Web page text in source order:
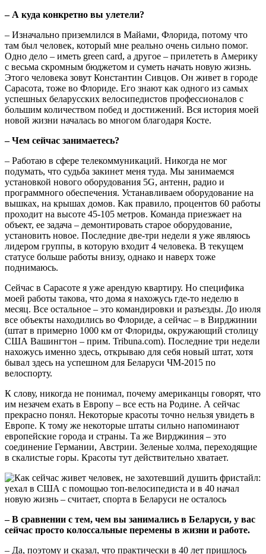
– А куда конкретно вы улетели?
– Изначально приземлился в Майами, Флорида, потому что
там был человек, который мне реально очень сильно помог.
Одно дело – иметь green card, а другое – прилететь в Америку
с весьма скромным бюджетом и суметь начать новую жизнь.
Этого человека зовут Константин Сивцов. Он живет в городе
Сарасота, тоже во Флориде. Его знают как одного из самых
успешных беларусских велосипедистов профессионалов с
большим количеством побед и достижений. Вся история моей
новой жизни началась во многом благодаря Косте.
– Чем сейчас занимаетесь?
– Работаю в сфере телекоммуникаций. Никогда не мог
подумать, что судьба закинет меня туда. Мы занимаемся
установкой нового оборудования 5G, антенн, радио и
программного обеспечения. Устанавливаем оборудование на
вышках, на крышах домов. Как правило, процентов 60 работы
проходит на высоте 45-105 метров. Команда приезжает на
объект, ее задача – демонтировать старое оборудование,
установить новое. Последние две-три недели я уже являюсь
лидером группы, в которую входит 4 человека. В текущем
статусе больше работы внизу, однако и наверх тоже
поднимаюсь.
Сейчас в Сарасоте я уже арендую квартиру. Но специфика
моей работы такова, что дома я нахожусь где-то неделю в
месяц. Все остальное – это командировки и разъезды. До июля
все объекты находились во Флориде, а сейчас – в Вирджинии
(штат в примерно 1000 км от Флориды, окружающий столицу
США Вашингтон – прим. Tribuna.com). Последние три недели
нахожусь именно здесь, открываю для себя новый штат, хотя
бывал здесь на успешном для Беларуси ЧМ-2015 по
велоспорту.
К слову, никогда не понимал, почему американцы говорят, что
им незачем ехать в Европу – все есть на Родине. А сейчас
прекрасно понял. Некоторые красоты точно нельзя увидеть в
Европе. К тому же некоторые штаты сильно напоминают
европейские города и страны. Та же Вирджиния – это
соединение Германии, Австрии. Зеленые холма, переходящие
в скалистые горы. Красоты тут действительно хватает.
– В сравнении с тем, чем вы занимались в Беларуси, у вас
сейчас просто колоссальные перемены в жизни и работе.
– Да, поэтому и сказал, что практически в 40 лет пришлось